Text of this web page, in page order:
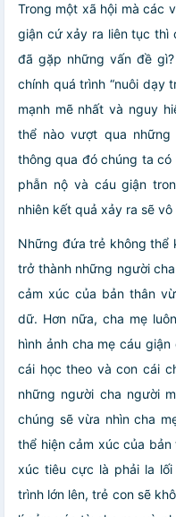
Trong một xã hội mà các
giận cứ xảy ra liên tục thì
đã gặp những vấn đề
chính quá trình “nuôi dạy
mạnh mẽ nhất và nguy
thể nào vượt qua
thông qua đó chúng ta
phẫn nộ và cáu giận
nhiên kết quả xảy ra sẽ
Những đứa trẻ không thể
trở thành những người
cảm xúc của bản thân
dữ. Hơn nữa, cha mẹ
hình ảnh cha mẹ cáu
cái học theo và con cái
những người cha người
chúng sẽ vừa nhìn cha
thể hiện cảm xúc của bản
xúc tiêu cực là phải la lối
trình lớn lên, trẻ con sẽ